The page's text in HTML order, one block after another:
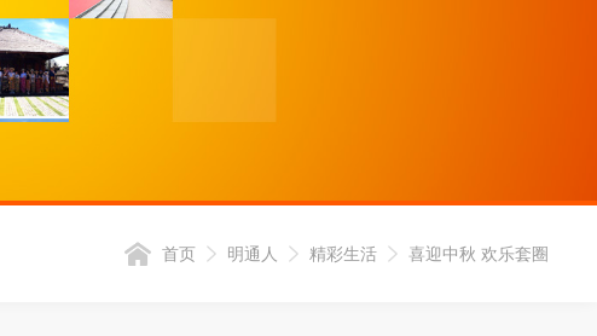
首页 明通人 精彩生活 喜迎中秋 欢乐套圈